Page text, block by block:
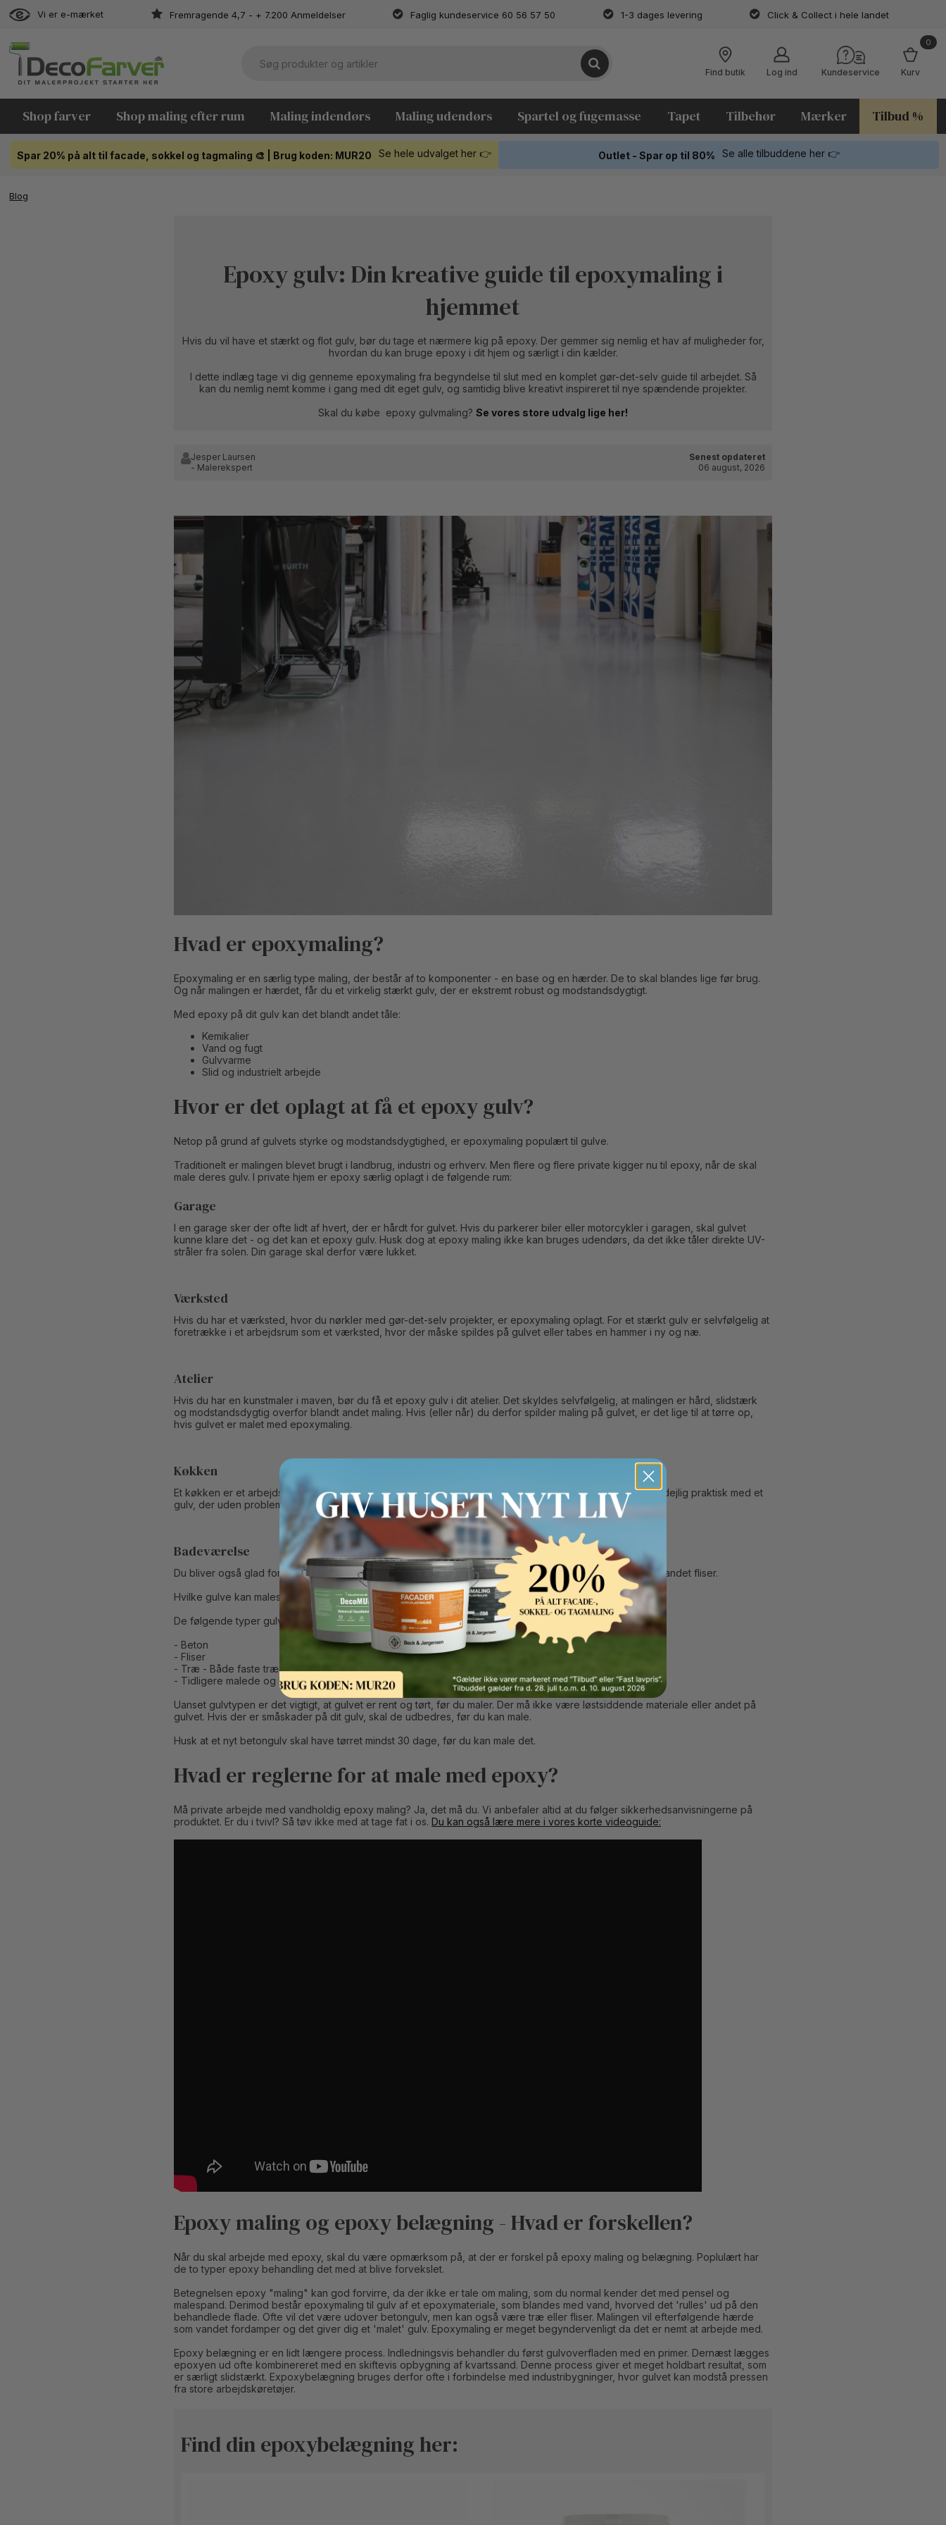
Vi er e-mærket Fremragende 4,7 - + 7.200 Anmeldelser Faglig kundeservice 60 56 57 50 1-3 dages levering Click & Collect i hele landet
Find butik Log ind Kundeservice
0
Kurv
Shop farver Shop maling efter rum Maling indendørs Maling udendørs Spartel og fugemasse Tapet Tilbehør Mærker Tilbud %
Spar 20% på alt til facade, sokkel og tagmaling 🎨 | Brug koden: MUR20 Se hele udvalget her 👉 Outlet - Spar op til 80% Se alle tilbuddene her 👉
Blog
Epoxy gulv: Din kreative guide til epoxymaling i
hjemmet
Hvis du vil have et stærkt og flot gulv, bør du tage et nærmere kig på epoxy. Der gemmer sig nemlig et hav af muligheder for,
hvordan du kan bruge epoxy i dit hjem og særligt i din kælder.
I dette indlæg tage vi dig genneme epoxymaling fra begyndelse til slut med en komplet gør-det-selv guide til arbejdet. Så
kan du nemlig nemt komme i gang med dit eget gulv, og samtidig blive kreativt inspireret til nye spændende projekter.
Skal du købe epoxy gulvmaling? Se vores store udvalg lige her!
Jesper Laursen
- Malerekspert
Senest opdateret
06 august, 2026
Hvad er epoxymaling?
Epoxymaling er en særlig type maling, der består af to komponenter - en base og en hærder. De to skal blandes lige før brug.
Og når malingen er hærdet, får du et virkelig stærkt gulv, der er ekstremt robust og modstandsdygtigt.
Med epoxy på dit gulv kan det blandt andet tåle:
Kemikalier
Vand og fugt
Gulvvarme
Slid og industrielt arbejde
Hvor er det oplagt at få et epoxy gulv?
Netop på grund af gulvets styrke og modstandsdygtighed, er epoxymaling populært til gulve.
Traditionelt er malingen blevet brugt i landbrug, industri og erhverv. Men flere og flere private kigger nu til epoxy, når de skal
male deres gulv. I private hjem er epoxy særlig oplagt i de følgende rum:
Garage
I en garage sker der ofte lidt af hvert, der er hårdt for gulvet. Hvis du parkerer biler eller motorcykler i garagen, skal gulvet
kunne klare det - og det kan et epoxy gulv. Husk dog at epoxy maling ikke kan bruges udendørs, da det ikke tåler direkte UV-
stråler fra solen. Din garage skal derfor være lukket.
Værksted
Hvis du har et værksted, hvor du nørkler med gør-det-selv projekter, er epoxymaling oplagt. For et stærkt gulv er selvfølgelig at
foretrække i et arbejdsrum som et værksted, hvor der måske spildes på gulvet eller tabes en hammer i ny og næ.
Atelier
Hvis du har en kunstmaler i maven, bør du få et epoxy gulv i dit atelier. Det skyldes selvfølgelig, at malingen er hård, slidstærk
og modstandsdygtig overfor blandt andet maling. Hvis (eller når) du derfor spilder maling på gulvet, er det lige til at tørre op,
hvis gulvet er malet med epoxymaling.
Køkken
Et køkken er et arbejdsrum, hvor madvarer, diverse væsker og andet ofte tabes på gulvet. Derfor er det dejlig praktisk med et
gulv, der uden problemer tåler den slags og er nemt at rengøre.
Badeværelse
Du bliver også glad for et epoxy gulv på dit badeværelse. Det kan uden problemer males ovenpå blandt andet fliser.
Hvilke gulve kan males med epoxymaling?
De følgende typer gulve kan uden problemer males med epoxymaling:
- Beton
- Fliser
- Træ - Både faste trægulve og parketgulve.
- Tidligere malede og lakerede gulve.
Uanset gulvtypen er det vigtigt, at gulvet er rent og tørt, før du maler. Der må ikke være løstsiddende materiale eller andet på
gulvet. Hvis der er småskader på dit gulv, skal de udbedres, før du kan male.
Husk at et nyt betongulv skal have tørret mindst 30 dage, før du kan male det.
Hvad er reglerne for at male med epoxy?
Må private arbejde med vandholdig epoxy maling? Ja, det må du. Vi anbefaler altid at du følger sikkerhedsanvisningerne på
produktet. Er du i tvivl? Så tøv ikke med at tage fat i os. Du kan også lære mere i vores korte videoguide:
Epoxy maling og epoxy belægning - Hvad er forskellen?
Når du skal arbejde med epoxy, skal du være opmærksom på, at der er forskel på epoxy maling og belægning. Poplulært har
de to typer epoxy behandling det med at blive forvekslet.
Betegnelsen epoxy "maling" kan god forvirre, da der ikke er tale om maling, som du normal kender det med pensel og
malespand. Derimod består epoxymaling til gulv af et epoxymateriale, som blandes med vand, hvorved det 'rulles' ud på den
behandlede flade. Ofte vil det være udover betongulv, men kan også være træ eller fliser. Malingen vil efterfølgende hærde
som vandet fordamper og det giver dig et 'malet' gulv. Epoxymaling er meget begyndervenligt da det er nemt at arbejde med.
Epoxy belægning er en lidt længere process. Indledningsvis behandler du først gulvoverfladen med en primer. Dernæst lægges
epoxyen ud ofte kombinereret med en skiftevis opbygning af kvartssand. Denne process giver et meget holdbart resultat, som
er særligt slidstærkt. Expoxybelægning bruges derfor ofte i forbindelse med industribygninger, hvor gulvet kan modstå pressen
fra store arbejdskøretøjer.
Find din epoxybelægning her: